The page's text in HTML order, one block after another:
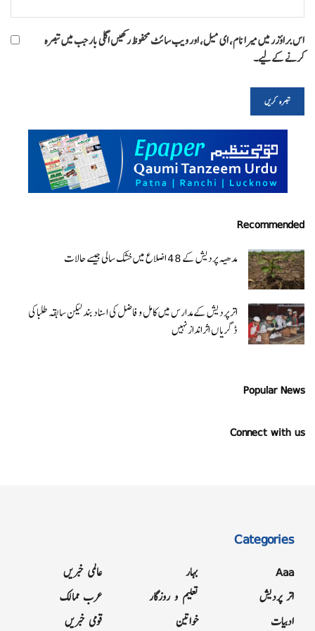
اس براؤزر میں میرا نام، ای میل، اور ویب سائٹ محفوظ رکھیں اگلی بار جب میں تبصرہ
کرنے کےلیے۔
Recommended
مدھیہ پردیش کے 48 اضلاع میں خشک سالی جیسے حالات
اتر پردیش کےمدارس میں کامل و فاضل کی اسناد بند لیکن سابقہ طلبا کی
ڈگریا ں اثرانداز نہیں
Popular News
Connect with us
Categories
Aaa
اتر پردیش
ادبیات
بہار
تعلیم و روزگار
خواتین
عالمی خبریں
عرب ممالک
قومی خبریں